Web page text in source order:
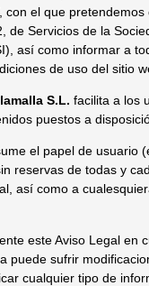
con el que
de Servicios de la
así como informar a
de uso del sitio
S.L. facilita a los
puestos a
el papel de usuario
reservas de todas y
así como a
este Aviso Legal en
puede sufrir
cualquier tipo de